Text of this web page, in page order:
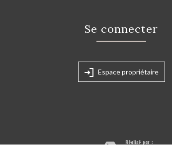
Se connecter
Espace propriétaire